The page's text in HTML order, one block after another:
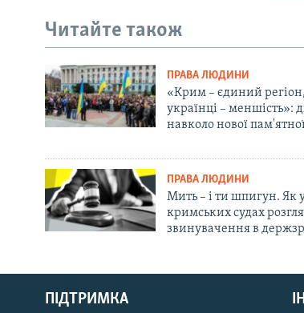
Русский
Qırımtatar
Читайте також
ПРАВА ЛЮДИНИ
«Крим – єдиний
українці – меншість»:
навколо нової
ПРАВА ЛЮДИНИ
Мить – і ти шпигун. Як
кримських судах
звинувачення в
ПІДТРИМКА